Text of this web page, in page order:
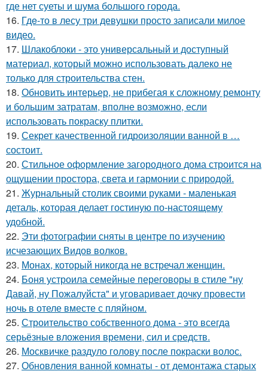
где нет суеты и шума большого города.
16. Гдe-то в лесу три девушки просто записали милое
видео.
17. Шлакоблоки - это универсальный и доступный
материал, который можно использовать далеко не
только для строительства стен.
18. Обновить интерьер, не прибегая к сложному ремонту
и большим затратам, вполне возможно, если
использовать покраску плитки.
19. Секрет качественной гидроизоляции ванной в …
состоит.
20. Стильное оформление загородного дома строится на
ощущении простора, света и гармонии с природой.
21. Журнальный столик своими руками - маленькая
деталь, которая делает гостиную по-настоящему
удобной.
22. Эти фотографии сняты в центре по изучению
исчезающих Видов волков.
23. Монах, который никогда не встречал женщин.
24. Боня устроила семейные переговоры в стиле "ну
Давай, ну Пожалуйста" и уговаривает дочку провести
ночь в отеле вместе с пляйном.
25. Строительство собственного дома - это всегда
серьёзные вложения времени, сил и средств.
26. Москвичке раздуло голову после покраски волос.
27. Обновления ванной комнаты - от демонтажа старых